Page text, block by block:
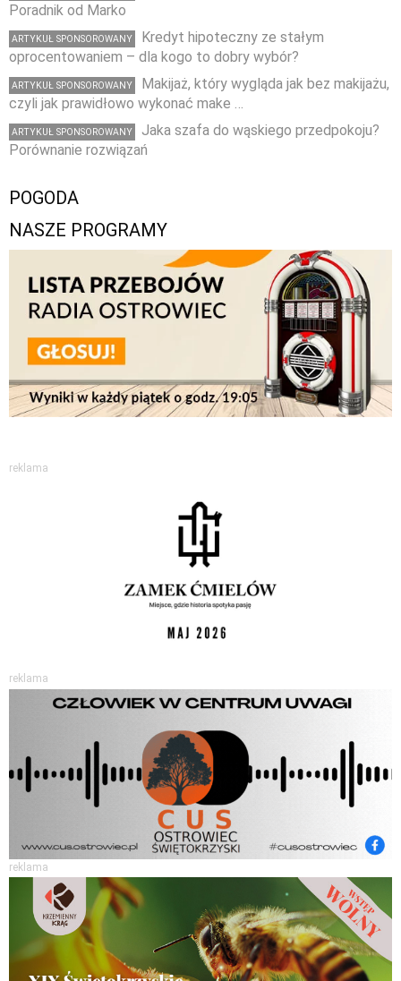
Poradnik od Marko
ARTYKUŁ SPONSOROWANY
Kredyt hipoteczny ze stałym
oprocentowaniem – dla kogo to dobry wybór?
ARTYKUŁ SPONSOROWANY
Makijaż, który wygląda jak bez makijażu,
czyli jak prawidłowo wykonać make …
ARTYKUŁ SPONSOROWANY
Jaka szafa do wąskiego przedpokoju?
Porównanie rozwiązań
POGODA
NASZE PROGRAMY
reklama
reklama
reklama